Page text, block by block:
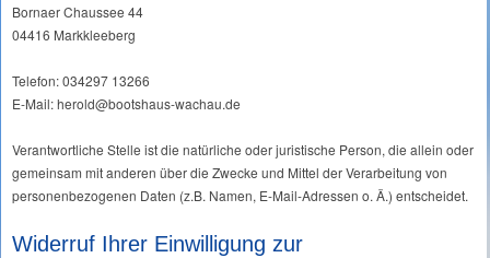
Bornaer Chaussee 44
04416 Markkleeberg
Telefon: 034297 13266
E-Mail: herold@bootshaus-wachau.de
Verantwortliche Stelle ist die natürliche oder juristische Person, die allein oder
gemeinsam mit anderen über die Zwecke und Mittel der Verarbeitung von
personenbezogenen Daten (z.B. Namen, E-Mail-Adressen o. Ä.) entscheidet.
Widerruf Ihrer Einwilligung zur